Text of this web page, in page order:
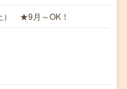
） ★9月～OK！